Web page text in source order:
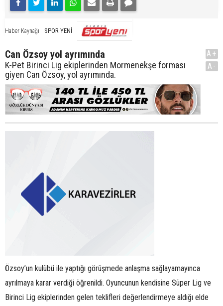
Haber Kaynağı SPOR YENİ
Can Özsoy yol ayrımında
K-Pet Birinci Lig ekiplerinden Mormenekşe forması
giyen Can Özsoy, yol ayrımında.
A+
A-
Özsoy’un kulübü ile yaptığı görüşmede anlaşma sağlayamayınca
ayrılmaya karar verdiği öğrenildi. Oyuncunun kendisine Süper Lig ve
Birinci Lig ekiplerinden gelen teklifleri değerlendirmeye aldığı elde